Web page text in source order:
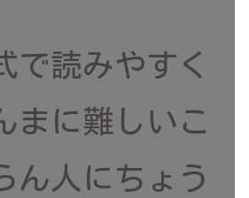
で読みやすく
まに難しいこ
ん人にちょう